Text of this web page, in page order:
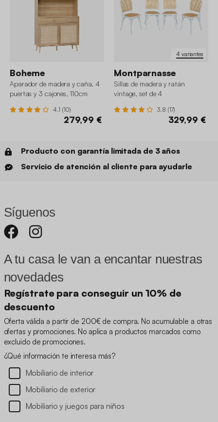
Boheme
Aparador de madera y caña, 4
puertas y 3 cajones, 110cm
4.1 (10)
279,99 €
4 variantes
Montparnasse
Sillas de madera y ratán
vintage, set de 4
3.8 (17)
329,99 €
Producto con garantía limitada de 3 años
Servicio de atención al cliente para ayudarle
Síguenos
A tu casa le van a encantar nuestras
novedades
Regístrate para conseguir un 10% de
descuento
Oferta válida a partir de 200€ de compra. No acumulable a otras
ofertas y promociones. No aplica a productos marcados como
excluido de promociones.
¿Qué información te interesa más?
Mobiliario de interior
Mobiliario de exterior
Mobiliario y juegos para niños